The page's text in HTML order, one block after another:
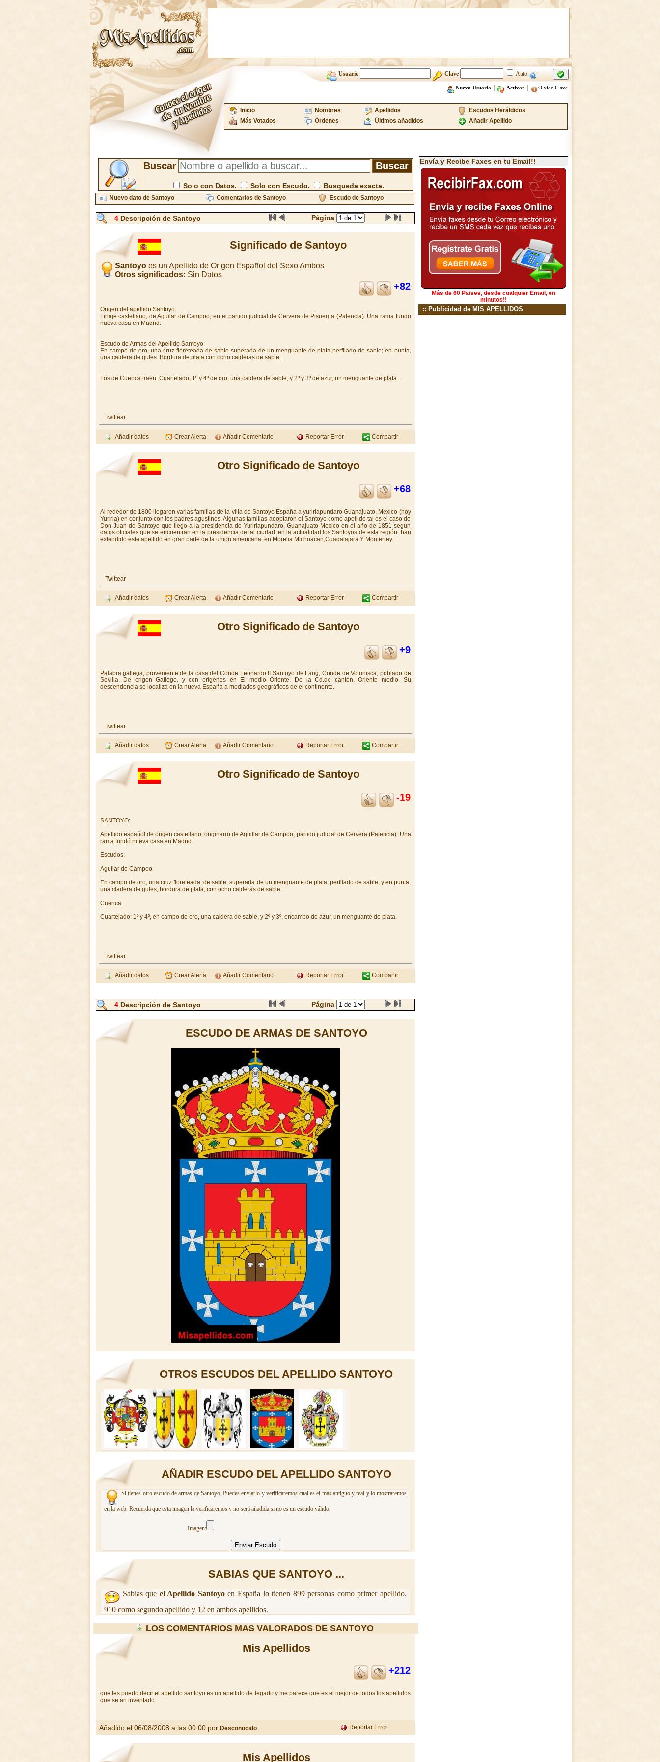
Usuario Clave Auto
Nuevo Usuario | Activar| Olvidé Clave
Inicio Nombres Apellidos
Escudos Heráldicos
Más Votados
Órdenes Últimos añadidos Añadir Apellido
Buscar
Solo con Datos. Solo con Escudo. Busqueda exacta.
Nuevo dato de Santoyo Comentarios de Santoyo Escudo de Santoyo
4 Descripción de Santoyo Página
Significado de Santoyo
Santoyoes un Apellido de Origen Español del Sexo Ambos
Otros significados: Sin Datos
+82
Origen del apellido Santoyo:
Linaje castellano, de Aguilar de Campoo, en el partido judicial de Cervera de Pisuerga (Palencia). Una rama fundo
nueva casa en Madrid.
Escudo de Armas del Apellido Santoyo:
En campo de oro, una cruz floreteada de sable superada de un menguante de plata perfilado de sable; en punta,
una caldera de gules. Bordura de plata con ocho calderas de sable.
Los de Cuenca traen: Cuartelado, 1º y 4º de oro, una caldera de sable; y 2º y 3º de azur, un menguante de plata.
Twittear
Añadir datos Crear Alerta Añadir Comentario Reportar Error Compartir
Otro Significado de Santoyo
+68
Al rededor de 1800 llegaron varias familias de la villa de Santoyo España a yuririapundaro Guanajuato, Mexico (hoy
Yuriria) en conjunto con los padres agustinos. Algunas familias adoptaron el Santoyo como apellido tal es el caso de
Don Juan de Santoyo que llego a la presidencia de Yuririapundaro, Guanajuato Mexico en el año de 1851 segun
datos oficiales que se encuentran en la presidencia de tal ciudad. en la actualidad los Santoyos de esta región, han
extendido este apellido en gran parte de la union americana, en Morelia Michoacan,Guadalajara Y Monterrey
Twittear
Añadir datos Crear Alerta Añadir Comentario Reportar Error Compartir
Otro Significado de Santoyo
+9
Palabra gallega, proveniente de la casa del Conde Leonardo II Santoyo de Laug, Conde de Volunisca, poblado de
Sevilla. De origen Gallego. y con orígenes en El medio Oriente. De la Cd.de cantón. Oriente medio. Su
descendencia se localiza en la nueva España a mediados geográficos de el continente.
Twittear
Añadir datos Crear Alerta Añadir Comentario Reportar Error Compartir
Otro Significado de Santoyo
-19
SANTOYO:
Apellido español de origen castellano; originario de Aguillar de Campoo, partido judicial de Cervera (Palencia). Una
rama fundó nueva casa en Madrid.
Escudos:
Aguilar de Campoo:
En campo de oro, una cruz floreteada, de sable, superada de un menguante de plata, perfilado de sable, y en punta,
una cladera de gules; bordura de plata, con ocho calderas de sable.
Cuenca:
Cuartelado: 1º y 4º, en campo de oro, una caldera de sable, y 2º y 3º, encampo de azur, un menguante de plata.
Twittear
Añadir datos Crear Alerta Añadir Comentario Reportar Error Compartir
4 Descripción de Santoyo Página
ESCUDO DE ARMAS DE SANTOYO
OTROS ESCUDOS DEL APELLIDO SANTOYO
AÑADIR ESCUDO DEL APELLIDO SANTOYO
Si tienes otro escudo de armas de Santoyo. Puedes enviarlo y verificaremos cual es el más antiguo y real y lo mostraremos
en la web. Recuerda que esta imagen la verificaremos y no será añadida si no es un escudo válido.
Imagen:
SABIAS QUE SANTOYO ...
Sabias que el Apellido Santoyoen España lo tienen 899 personas como primer apellido,
910 como segundo apellido y 12 en ambos apellidos.
LOS COMENTARIOS MAS VALORADOS DE SANTOYO
Mis Apellidos
+212
que les puedo decir el apellido santoyo es un apellido de legado y me parece que es el mejor de todos los apellidos
que se an inventado
Añadido el 06/08/2008 a las 00:00 por Desconocido Reportar Error
Mis Apellidos
Envía y Recibe Faxes en tu Email!!
Más de 60 Paises, desde cualquier Email, en
minutos!!
:: Publicidad de MIS APELLIDOS